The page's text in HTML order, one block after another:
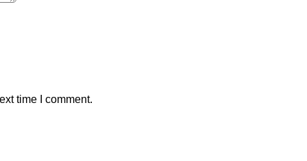
time I comment.